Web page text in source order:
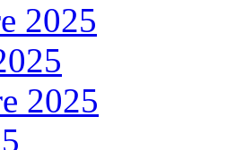
2025
2025